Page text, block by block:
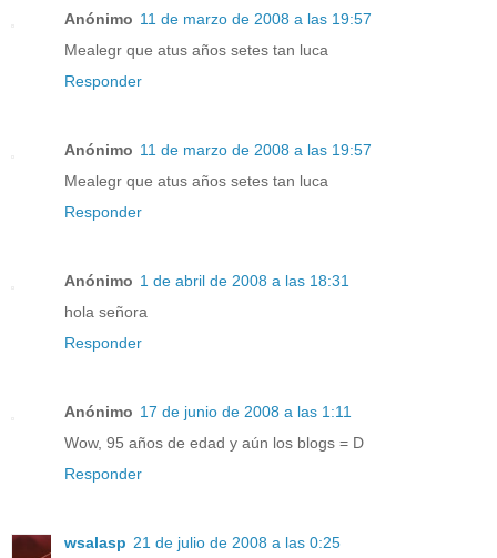
Anónimo 11 de marzo de 2008 a las 19:57
Mealegr que atus años setes tan luca
Responder
Anónimo 11 de marzo de 2008 a las 19:57
Mealegr que atus años setes tan luca
Responder
Anónimo 1 de abril de 2008 a las 18:31
hola señora
Responder
Anónimo 17 de junio de 2008 a las 1:11
Wow, 95 años de edad y aún los blogs = D
Responder
wsalasp 21 de julio de 2008 a las 0:25